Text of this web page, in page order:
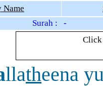
Name
Surah : -
Click
llatheena